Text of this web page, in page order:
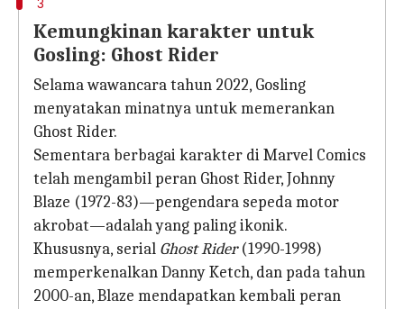
3
Kemungkinan karakter untuk
Gosling: Ghost Rider
Selama wawancara tahun 2022, Gosling
menyatakan minatnya untuk memerankan
Ghost Rider.
Sementara berbagai karakter di Marvel Comics
telah mengambil peran Ghost Rider, Johnny
Blaze (1972-83)—pengendara sepeda motor
akrobat—adalah yang paling ikonik.
Khususnya, serial Ghost Rider(1990-1998)
memperkenalkan Danny Ketch, dan pada tahun
2000-an, Blaze mendapatkan kembali peran